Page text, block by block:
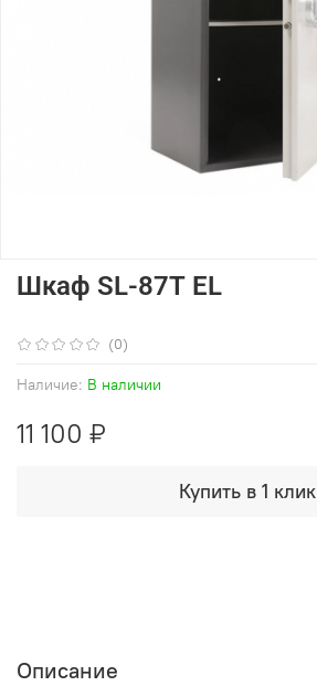
(0)
Наличие: В наличии
Шкаф SL-87Т EL
11 100 ₽
Купить в 1 клик
Описание